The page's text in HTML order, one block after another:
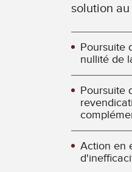
solution
Poursuite
nullité de
Poursuite
Action en